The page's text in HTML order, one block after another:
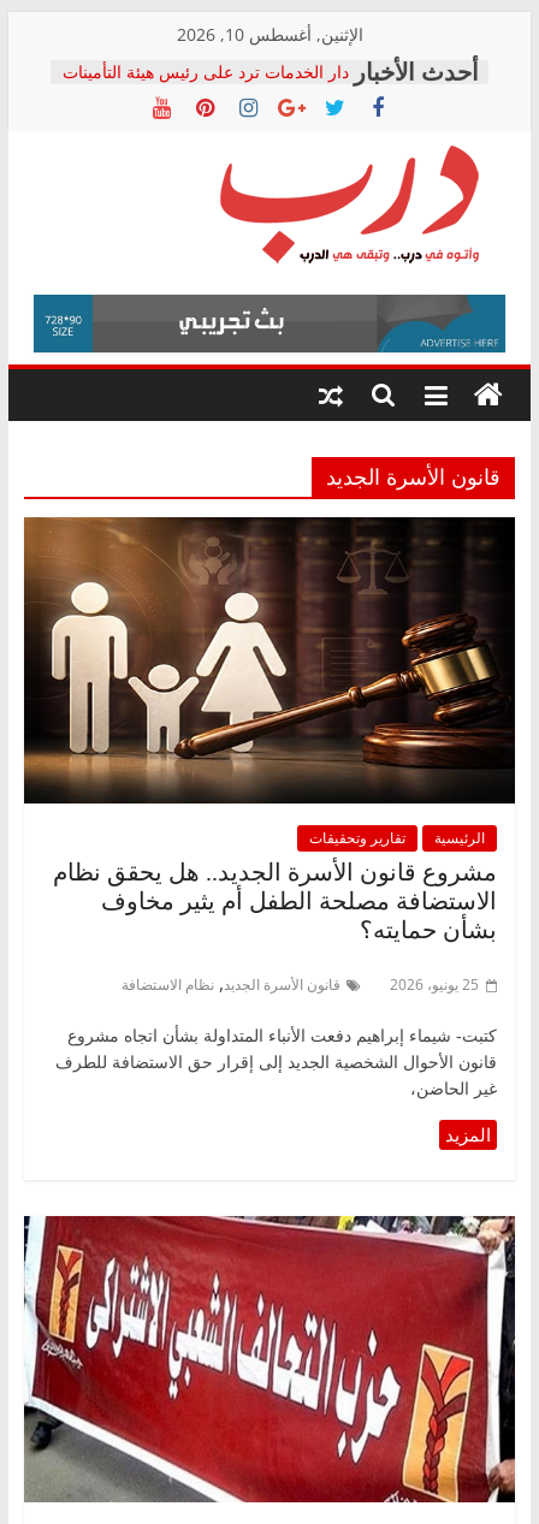
content
الإثنين, أغسطس 10, 2026
دار الخدمات ترد على رئيس هيئة التأمينات
بعد مؤتمره الصحفي: إنكار الأزمة لا ينهي
معاناة أصحاب المعاشات.. ونطالب بكشف
فرحات سليمان يكتب: القطاع الصحي إلى
أين؟
حزب التحالف الشعبي يطلق لجنة “الحق
في الصحة” بالإسكندرية لرصد الانتهاكات
ودعم المرضى
الوزاري لمدينة الصحفيين.. وانتهاء أعمال
إنشاء المبنى الإداري
المجلس القومي لحقوق الإنسان يعلن
متابعة قضية الدكتور محمد زهران.. ويؤكد:
قرينة البراءة وضمانات المحاكمة العادلة
درب
وأتوه
درب..
وتبقى
هي
قانون الأسرة الجديد
الرئيسية تقارير وتحقيقات
مشروع قانون الأسرة الجديد.. هل يحقق نظام
الاستضافة مصلحة الطفل أم يثير مخاوف
بشأن حمايته؟
25 يونيو، 2026 قانون الأسرة الجديد, نظام الاستضافة
كتبت- شيماء إبراهيم دفعت الأنباء المتداولة بشأن اتجاه مشروع
قانون الأحوال الشخصية الجديد إلى إقرار حق الاستضافة للطرف
غير الحاضن،